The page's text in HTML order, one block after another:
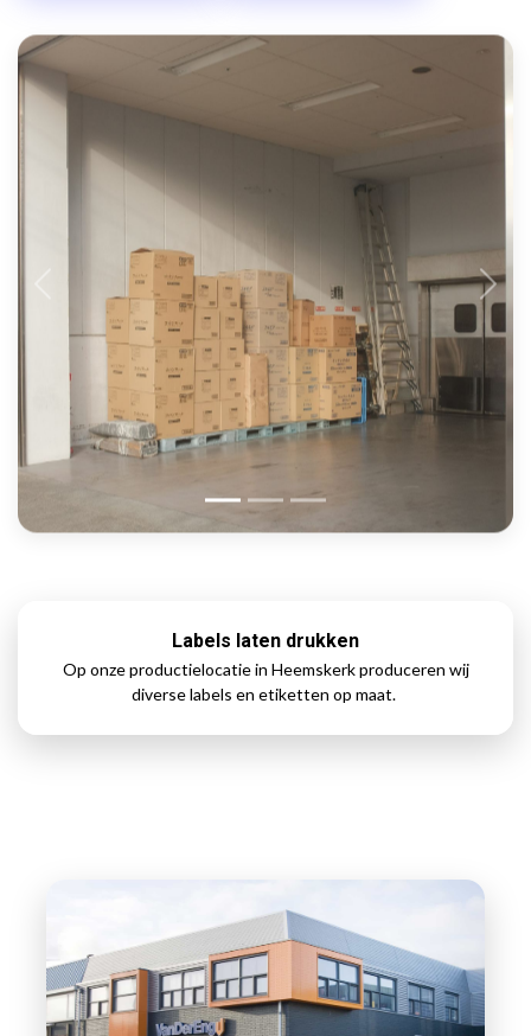
Labels laten drukken
Op onze productielocatie in Heemskerk produceren wij
diverse labels en etiketten op maat.